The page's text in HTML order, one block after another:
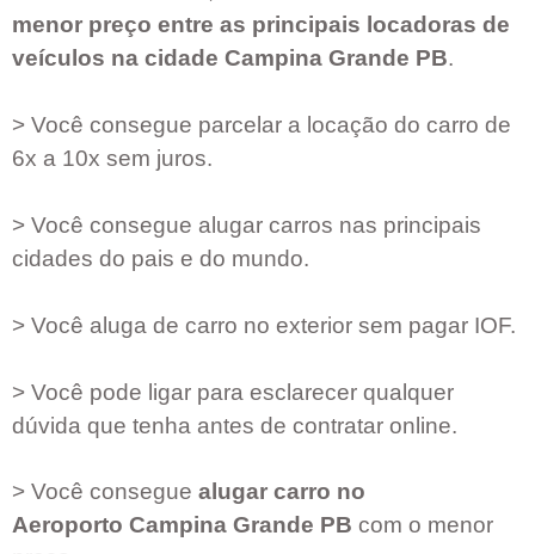
menor preço entre as principais locadoras de
veículos na cidade Campina Grande PB.
> Você consegue parcelar a locação do carro de
6x a 10x sem juros.
> Você consegue alugar carros nas principais
cidades do pais e do mundo.
> Você aluga de carro no exterior sem pagar IOF.
> Você pode ligar para esclarecer qualquer
dúvida que tenha antes de contratar online.
> Você consegue alugar carro no
Aeroporto Campina Grande PB com o menor